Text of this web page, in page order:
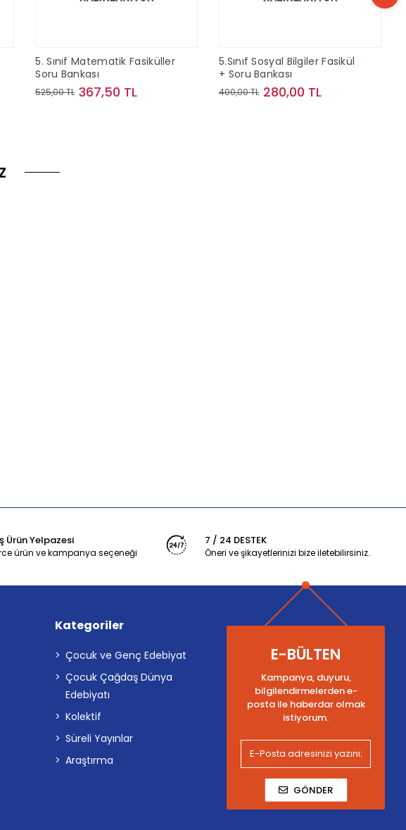
5. Sınıf Matematik Fasiküller
Soru Bankası
525,00 TL 367,50 TL
5.Sınıf Sosyal Bilgiler Fasikül
+ Soru Bankası
400,00 TL 280,00 TL
Ürün Yelpazesi
ürün ve kampanya seçeneği
7 / 24 DESTEK
Öneri ve şikayetlerinizi bize iletebilirsiniz.
Kategoriler
Çocuk ve Genç Edebiyat
Çocuk Çağdaş Dünya
Edebiyatı
Kolektif
Süreli Yayınlar
Araştırma
E-BÜLTEN
Kampanya, duyuru,
bilgilendirmelerden e-
posta ile haberdar olmak
istiyorum.
GÖNDER